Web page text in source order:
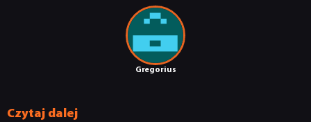
Gregorius
Czytaj dalej